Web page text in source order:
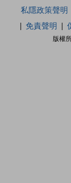
版權
私隱政策聲明
免責聲明